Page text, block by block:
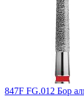
847F FG.012 Бор